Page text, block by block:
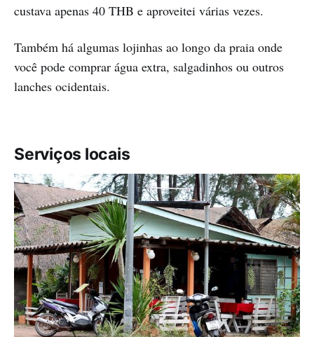
custava apenas 40 THB e aproveitei várias vezes.
Também há algumas lojinhas ao longo da praia onde
você pode comprar água extra, salgadinhos ou outros
lanches ocidentais.
Serviços locais